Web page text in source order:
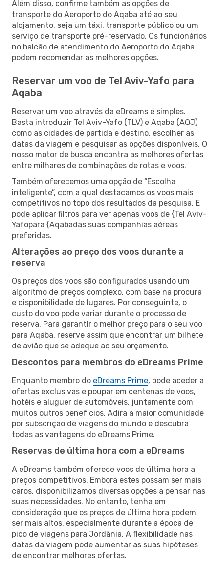
Além disso, confirme também as opções de
transporte do Aeroporto do Aqaba até ao seu
alojamento, seja um táxi, transporte público ou um
serviço de transporte pré-reservado. Os funcionários
no balcão de atendimento do Aeroporto do Aqaba
podem recomendar as melhores opções.
Reservar um voo de Tel Aviv-Yafo para
Aqaba
Reservar um voo através da eDreams é simples.
Basta introduzir Tel Aviv-Yafo (TLV) e Aqaba (AQJ)
como as cidades de partida e destino, escolher as
datas da viagem e pesquisar as opções disponíveis. O
nosso motor de busca encontra as melhores ofertas
entre milhares de combinações de rotas e voos.
Também oferecemos uma opção de “Escolha
inteligente”, com a qual destacamos os voos mais
competitivos no topo dos resultados da pesquisa. E
pode aplicar filtros para ver apenas voos de {Tel Aviv-
Yafopara {Aqabadas suas companhias aéreas
preferidas.
Alterações ao preço dos voos durante a
reserva
Os preços dos voos são configurados usando um
algoritmo de preços complexo, com base na procura
e disponibilidade de lugares. Por conseguinte, o
custo do voo pode variar durante o processo de
reserva. Para garantir o melhor preço para o seu voo
para Aqaba, reserve assim que encontrar um bilhete
de avião que se adeque ao seu orçamento.
Descontos para membros do eDreams Prime
Enquanto membro do eDreams Prime, pode aceder a
ofertas exclusivas e poupar em centenas de voos,
hotéis e aluguer de automóveis, juntamente com
muitos outros benefícios. Adira à maior comunidade
por subscrição de viagens do mundo e descubra
todas as vantagens do eDreams Prime.
Reservas de última hora com a eDreams
A eDreams também oferece voos de última hora a
preços competitivos. Embora estes possam ser mais
caros, disponibilizamos diversas opções a pensar nas
suas necessidades. No entanto, tenha em
consideração que os preços de última hora podem
ser mais altos, especialmente durante a época de
pico de viagens para Jordânia. A flexibilidade nas
datas da viagem pode aumentar as suas hipóteses
de encontrar melhores ofertas.